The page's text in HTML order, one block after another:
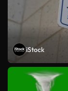
iStock